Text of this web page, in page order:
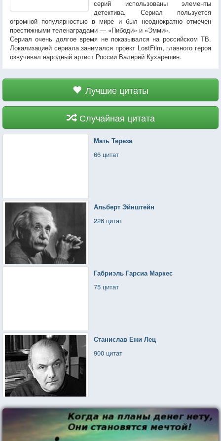
серий использованы элементы
детектива. Сериал пользуется
огромной популярностью в мире и был неоднократно отмечен
престижными теленаградами — «Пибоди» и «Эмми».
Сериал очень долгое время не показывался на российском ТВ.
Локализацией сериала занимался проект LostFilm, главного героя
озвучивал народный артист России Валерий Кухарешин.
Лучшие цитаты
Случайная цитата
Мать Тереза
66 цитат
Альберт Эйнштейн
226 цитат
Габриэль Гарсиа Маркес
75 цитат
Станислав Ежи Лец
900 цитат